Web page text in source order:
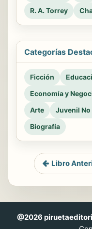
R. A. Torrey
Categorías
Ficción
Economía y
Arte
Juvenil
Biografía
Libro
@2026